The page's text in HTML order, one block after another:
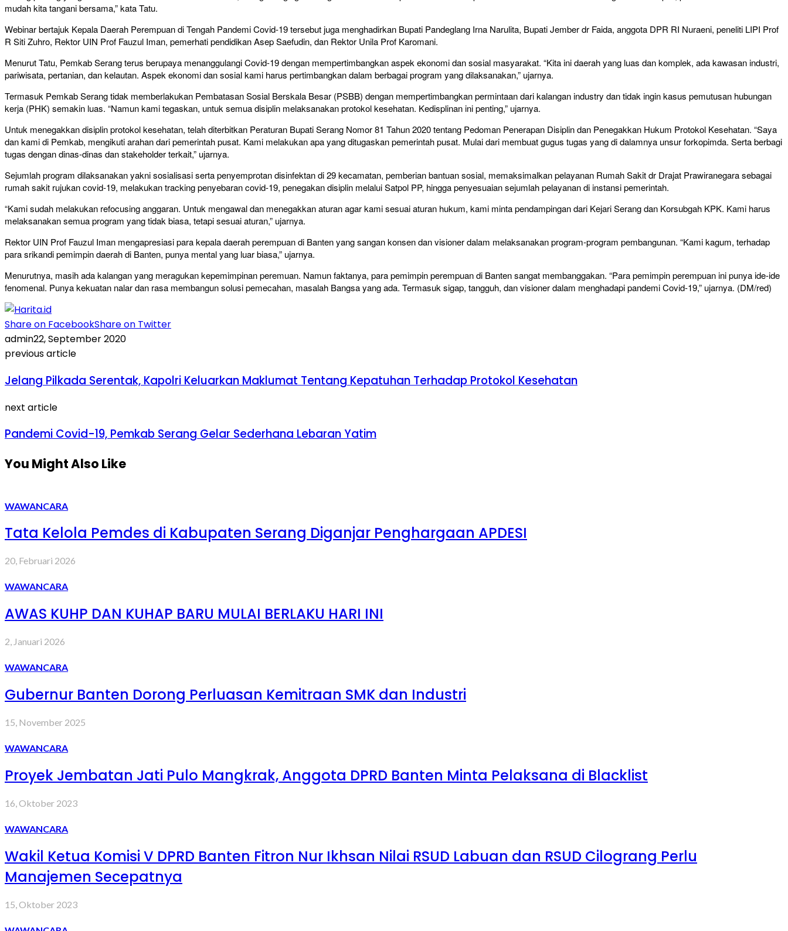
mudah kita tangani bersama,” kata Tatu.
Webinar bertajuk Kepala Daerah Perempuan di Tengah Pandemi Covid-19 tersebut juga menghadirkan Bupati Pandeglang Irna Narulita, Bupati Jember dr Faida, anggota DPR RI Nuraeni, peneliti LIPI Prof
R Siti Zuhro, Rektor UIN Prof Fauzul Iman, pemerhati pendidikan Asep Saefudin, dan Rektor Unila Prof Karomani.
Menurut Tatu, Pemkab Serang terus berupaya menanggulangi Covid-19 dengan mempertimbangkan aspek ekonomi dan sosial masyarakat. “Kita ini daerah yang luas dan komplek, ada kawasan industri,
pariwisata, pertanian, dan kelautan. Aspek ekonomi dan sosial kami harus pertimbangkan dalam berbagai program yang dilaksanakan,” ujarnya.
Termasuk Pemkab Serang tidak memberlakukan Pembatasan Sosial Berskala Besar (PSBB) dengan mempertimbangkan permintaan dari kalangan industry dan tidak ingin kasus pemutusan hubungan
kerja (PHK) semakin luas. “Namun kami tegaskan, untuk semua disiplin melaksanakan protokol kesehatan. Kedisplinan ini penting,” ujarnya.
Untuk menegakkan disiplin protokol kesehatan, telah diterbitkan Peraturan Bupati Serang Nomor 81 Tahun 2020 tentang Pedoman Penerapan Disiplin dan Penegakkan Hukum Protokol Kesehatan. “Saya
dan kami di Pemkab, mengikuti arahan dari pemerintah pusat. Kami melakukan apa yang ditugaskan pemerintah pusat. Mulai dari membuat gugus tugas yang di dalamnya unsur forkopimda. Serta berbagi
tugas dengan dinas-dinas dan stakeholder terkait,” ujarnya.
Sejumlah program dilaksanakan yakni sosialisasi serta penyemprotan disinfektan di 29 kecamatan, pemberian bantuan sosial, memaksimalkan pelayanan Rumah Sakit dr Drajat Prawiranegara sebagai
rumah sakit rujukan covid-19, melakukan tracking penyebaran covid-19, penegakan disiplin melalui Satpol PP, hingga penyesuaian sejumlah pelayanan di instansi pemerintah.
“Kami sudah melakukan refocusing anggaran. Untuk mengawal dan menegakkan aturan agar kami sesuai aturan hukum, kami minta pendampingan dari Kejari Serang dan Korsubgah KPK. Kami harus
melaksanakan semua program yang tidak biasa, tetapi sesuai aturan,” ujarnya.
Rektor UIN Prof Fauzul Iman mengapresiasi para kepala daerah perempuan di Banten yang sangan konsen dan visioner dalam melaksanakan program-program pembangunan. “Kami kagum, terhadap
para srikandi pemimpin daerah di Banten, punya mental yang luar biasa,” ujarnya.
Menurutnya, masih ada kalangan yang meragukan kepemimpinan peremuan. Namun faktanya, para pemimpin perempuan di Banten sangat membanggakan. “Para pemimpin perempuan ini punya ide-ide
fenomenal. Punya kekuatan nalar dan rasa membangun solusi pemecahan, masalah Bangsa yang ada. Termasuk sigap, tangguh, dan visioner dalam menghadapi pandemi Covid-19,” ujarnya. (DM/red)
Share on FacebookShare on Twitter
admin22, September 2020
previous article
Jelang Pilkada Serentak, Kapolri Keluarkan Maklumat Tentang Kepatuhan Terhadap Protokol Kesehatan
next article
Pandemi Covid-19, Pemkab Serang Gelar Sederhana Lebaran Yatim
You Might Also Like
WAWANCARA
Tata Kelola Pemdes di Kabupaten Serang Diganjar Penghargaan APDESI
20, Februari 2026
WAWANCARA
AWAS KUHP DAN KUHAP BARU MULAI BERLAKU HARI INI
2, Januari 2026
WAWANCARA
Gubernur Banten Dorong Perluasan Kemitraan SMK dan Industri
15, November 2025
WAWANCARA
Proyek Jembatan Jati Pulo Mangkrak, Anggota DPRD Banten Minta Pelaksana di Blacklist
16, Oktober 2023
WAWANCARA
Wakil Ketua Komisi V DPRD Banten Fitron Nur Ikhsan Nilai RSUD Labuan dan RSUD Cilograng Perlu
Manajemen Secepatnya
15, Oktober 2023